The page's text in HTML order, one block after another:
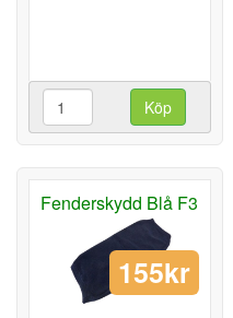
Köp
Fenderskydd Blå F3
155kr